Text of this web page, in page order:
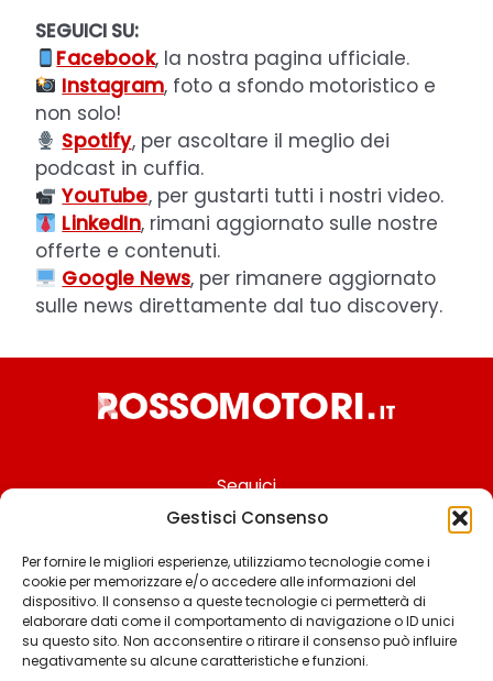
Gestisci Consenso
Per fornire le migliori esperienze, utilizziamo tecnologie come i
cookie per memorizzare e/o accedere alle informazioni del
dispositivo. Il consenso a queste tecnologie ci permetterà di
elaborare dati come il comportamento di navigazione o ID unici
su questo sito. Non acconsentire o ritirare il consenso può influire
negativamente su alcune caratteristiche e funzioni.
SEGUICI SU:
Facebook, la nostra pagina ufficiale.
Instagram, foto a sfondo motoristico e
non solo!
Spotify, per ascoltare il meglio dei
podcast in cuffia.
YouTube, per gustarti tutti i nostri video.
LinkedIn, rimani aggiornato sulle nostre
offerte e contenuti.
Google News, per rimanere aggiornato
sulle news direttamente dal tuo discovery.
Seguici
Chi siamo
Contattaci
Termini & Condizioni